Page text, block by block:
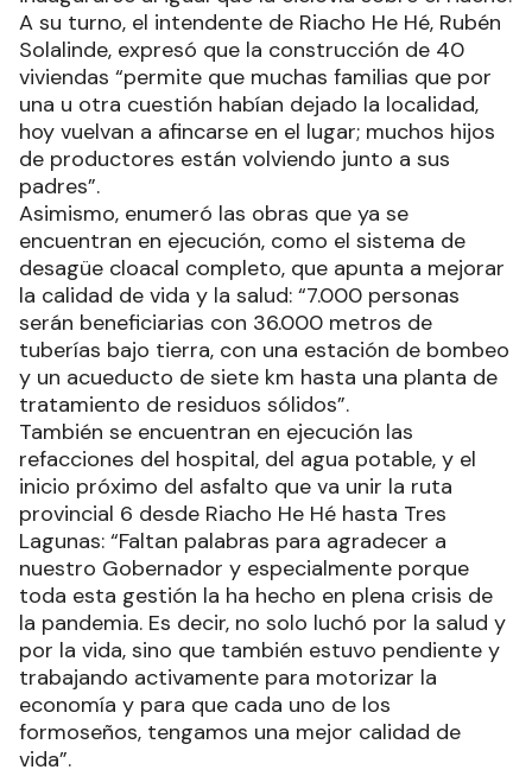
A su turno, el intendente de Riacho He Hé, Rubén
Solalinde, expresó que la construcción de 40
viviendas “permite que muchas familias que por
una u otra cuestión habían dejado la localidad,
hoy vuelvan a afincarse en el lugar; muchos hijos
de productores están volviendo junto a sus
padres”.
Asimismo, enumeró las obras que ya se
encuentran en ejecución, como el sistema de
desagüe cloacal completo, que apunta a mejorar
la calidad de vida y la salud: “7.000 personas
serán beneficiarias con 36.000 metros de
tuberías bajo tierra, con una estación de bombeo
y un acueducto de siete km hasta una planta de
tratamiento de residuos sólidos”.
También se encuentran en ejecución las
refacciones del hospital, del agua potable, y el
inicio próximo del asfalto que va unir la ruta
provincial 6 desde Riacho He Hé hasta Tres
Lagunas: “Faltan palabras para agradecer a
nuestro Gobernador y especialmente porque
toda esta gestión la ha hecho en plena crisis de
la pandemia. Es decir, no solo luchó por la salud y
por la vida, sino que también estuvo pendiente y
trabajando activamente para motorizar la
economía y para que cada uno de los
formoseños, tengamos una mejor calidad de
vida”.